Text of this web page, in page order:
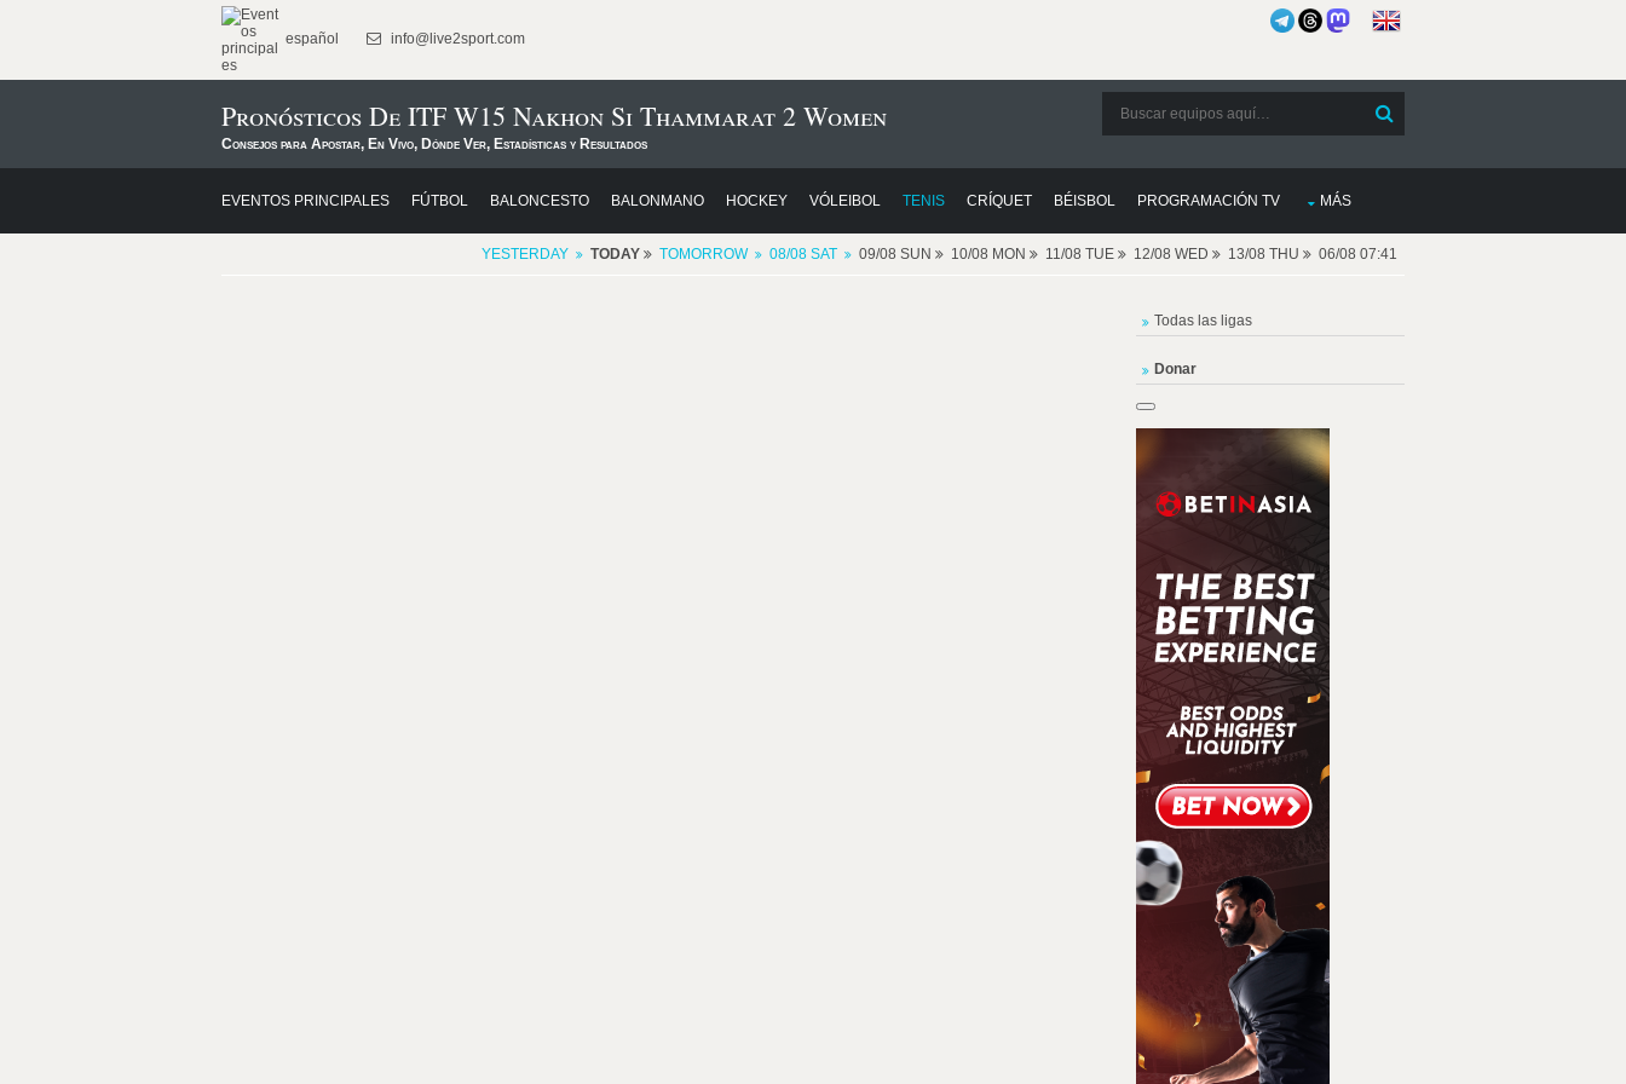
español info@live2sport.com
Pronósticos De ITF W15 Nakhon Si Thammarat 2 Women
Consejos para Apostar, En Vivo, Dónde Ver, Estadísticas y Resultados
EVENTOS PRINCIPALES FÚTBOL BALONCESTO BALONMANO HOCKEY VÓLEIBOL TENIS CRÍQUET BÉISBOL PROGRAMACIÓN TV MÁS
YESTERDAY TODAY TOMORROW 08/08 SAT 09/08 SUN 10/08 MON 11/08 TUE 12/08 WED 13/08 THU 06/08 07:41
Todas las ligas
Donar